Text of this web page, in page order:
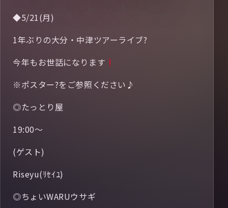
◆5/21(月)
1年ぶりの大分・中津ツアーライブ?
今年もお世話になります
※ポスター?をご参照ください♪
◎たっとり屋
19:00～
(ゲスト)
Riseyu(ﾘｾｲﾕ)
◎ちょいWARUウサギ